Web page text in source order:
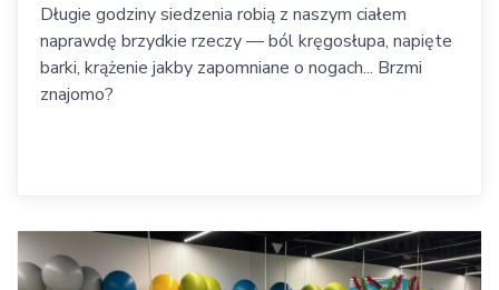
Długie godziny siedzenia robią z naszym ciałem
naprawdę brzydkie rzeczy — ból kręgosłupa, napięte
barki, krążenie jakby zapomniane o nogach... Brzmi
znajomo?